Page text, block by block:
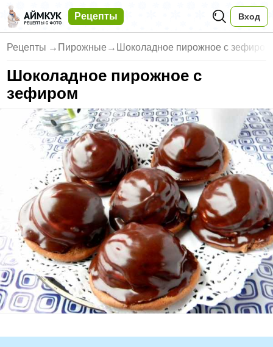
Рецепты Вход
Рецепты → Пирожные → Шоколадное пирожное с зефиром
Шоколадное пирожное с
зефиром